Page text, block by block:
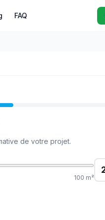
FAQ
de votre projet.
100 m²